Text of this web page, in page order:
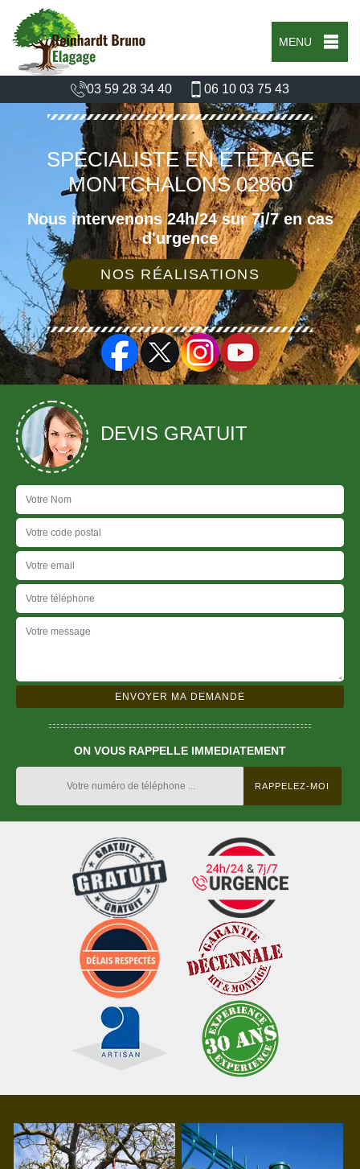
MENU
03 59 28 34 40 06 10 03 75 43
SPÉCIALISTE EN ÉTÊTAGE
MONTCHALONS 02860
Nous intervenons 24h/24 sur 7j/7 en cas
d'urgence
NOS RÉALISATIONS
DEVIS GRATUIT
ON VOUS RAPPELLE IMMEDIATEMENT